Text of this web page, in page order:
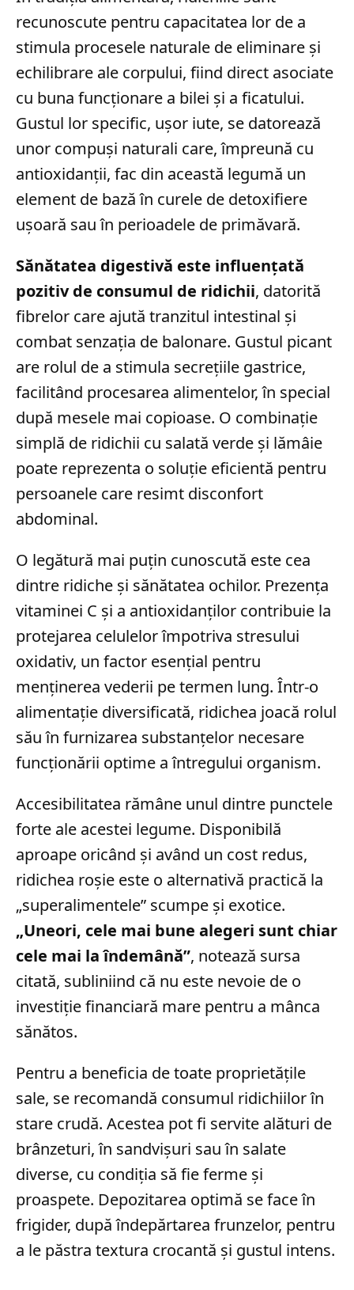
recunoscute pentru capacitatea lor de a
stimula procesele naturale de eliminare și
echilibrare ale corpului, fiind direct asociate
cu buna funcționare a bilei și a ficatului.
Gustul lor specific, ușor iute, se datorează
unor compuși naturali care, împreună cu
antioxidanții, fac din această legumă un
element de bază în curele de detoxifiere
ușoară sau în perioadele de primăvară.
Sănătatea digestivă este influențată
pozitiv de consumul de ridichii, datorită
fibrelor care ajută tranzitul intestinal și
combat senzația de balonare. Gustul picant
are rolul de a stimula secrețiile gastrice,
facilitând procesarea alimentelor, în special
după mesele mai copioase. O combinație
simplă de ridichii cu salată verde și lămâie
poate reprezenta o soluție eficientă pentru
persoanele care resimt disconfort
abdominal.
O legătură mai puțin cunoscută este cea
dintre ridiche și sănătatea ochilor. Prezența
vitaminei C și a antioxidanților contribuie la
protejarea celulelor împotriva stresului
oxidativ, un factor esențial pentru
menținerea vederii pe termen lung. Într-o
alimentație diversificată, ridichea joacă rolul
său în furnizarea substanțelor necesare
funcționării optime a întregului organism.
Accesibilitatea rămâne unul dintre punctele
forte ale acestei legume. Disponibilă
aproape oricând și având un cost redus,
ridichea roșie este o alternativă practică la
„superalimentele” scumpe și exotice.
„Uneori, cele mai bune alegeri sunt chiar
cele mai la îndemână”, notează sursa
citată, subliniind că nu este nevoie de o
investiție financiară mare pentru a mânca
sănătos.
Pentru a beneficia de toate proprietățile
sale, se recomandă consumul ridichiilor în
stare crudă. Acestea pot fi servite alături de
brânzeturi, în sandvișuri sau în salate
diverse, cu condiția să fie ferme și
proaspete. Depozitarea optimă se face în
frigider, după îndepărtarea frunzelor, pentru
a le păstra textura crocantă și gustul intens.